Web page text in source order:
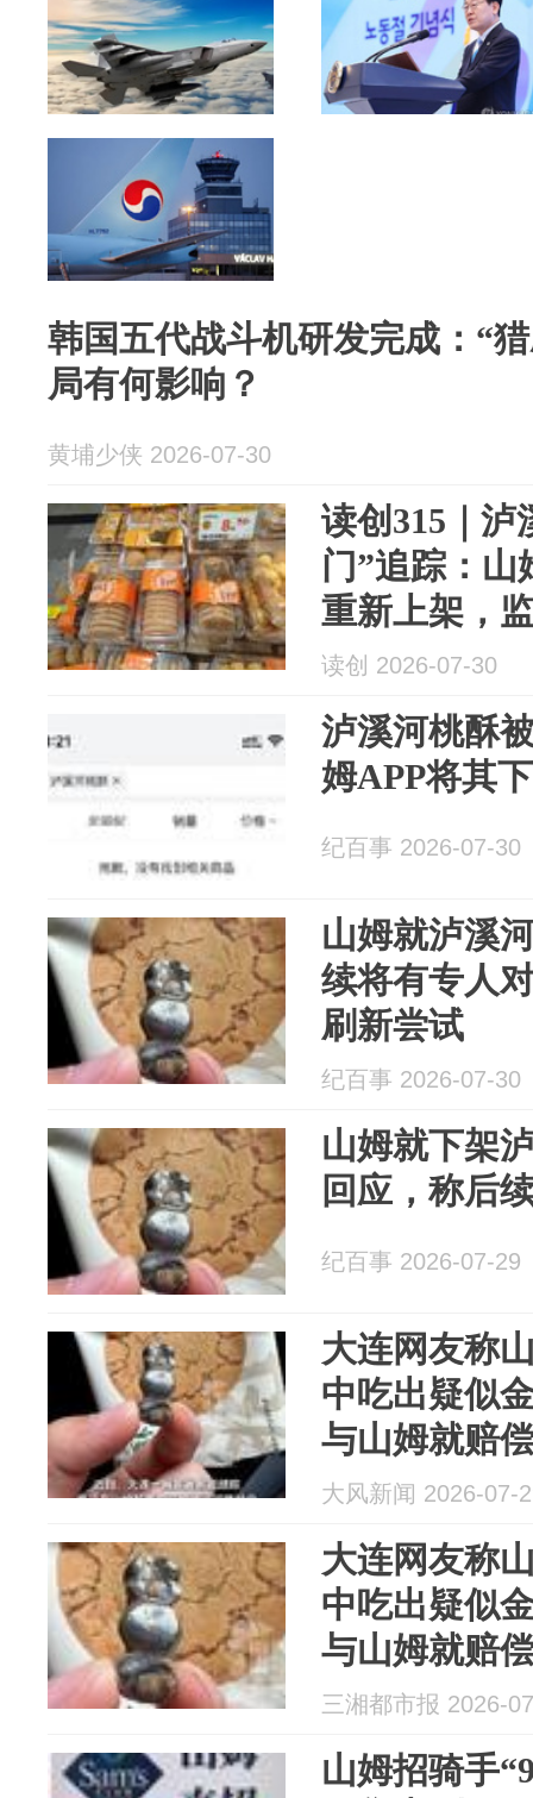
韩国五代战斗机研发完成：“
局有何影响？
黄埔少侠 2026-07-30
读创315｜泸
门”追踪：山
重新上架，
读创 2026-07-30
泸溪河桃酥
姆APP将其
纪百事 2026-07-30
山姆就泸溪
续将有专人
刷新尝试
纪百事 2026-07-30
山姆就下架
回应，称后
纪百事 2026-07-29
大连网友称
中吃出疑似
与山姆就赔
客服：正溯
大风新闻 2026-07-
大连网友称
中吃出疑似
与山姆就赔
客服：正溯
三湘都市报 2026-
山姆招骑手